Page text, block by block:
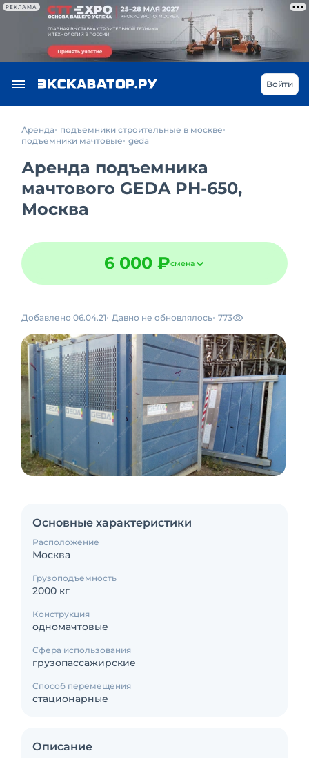
РЕКЛАМА
Войти
Аренда
подъемники строительные в москве
подъемники мачтовые geda
Аренда подъемника
мачтового GEDA PH-650,
Москва
6 000 ₽смена
Добавлено 06.04.21 Давно не обновлялось 773
Основные характеристики
Расположение
Москва
Грузоподъемность
2000 кг
Конструкция
одномачтовые
Сфера использования
грузопассажирские
Способ перемещения
стационарные
Описание